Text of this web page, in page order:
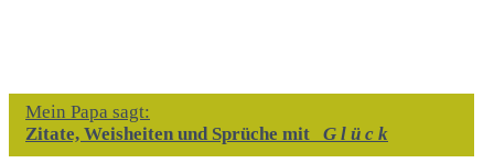
Mein Papa sagt:
Zitate, Weisheiten und Sprüche mit G l ü c k